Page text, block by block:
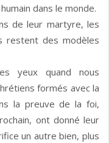
dans le monde.
de leur martyre, les
restent des modèles
yeux quand nous
formés avec la
la preuve de la foi,
ont donné leur
un autre bien, plus